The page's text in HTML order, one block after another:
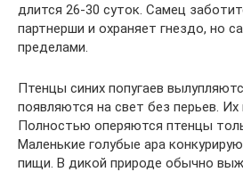
длится 26-30 суток. Самец
партнерши и охраняет гнездо, но
пределами.
Птенцы синих попугаев
появляются на свет без перьев.
Полностью оперяются птенцы
Маленькие голубые ара
пищи. В дикой природе обычно